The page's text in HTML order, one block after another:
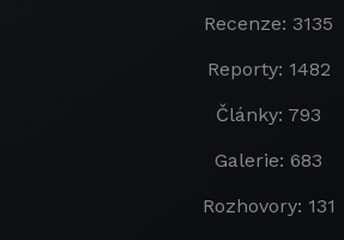
Recenze: 3135
Reporty: 1482
Články: 793
Galerie: 683
Rozhovory: 131